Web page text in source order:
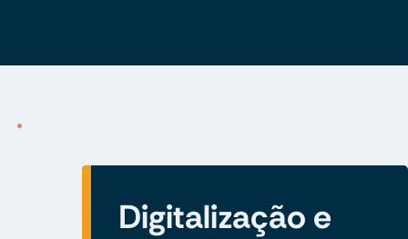
Digitalização e